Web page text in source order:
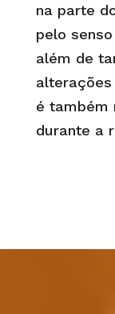
na parte
pelo
além de
alterações
é também
durante a